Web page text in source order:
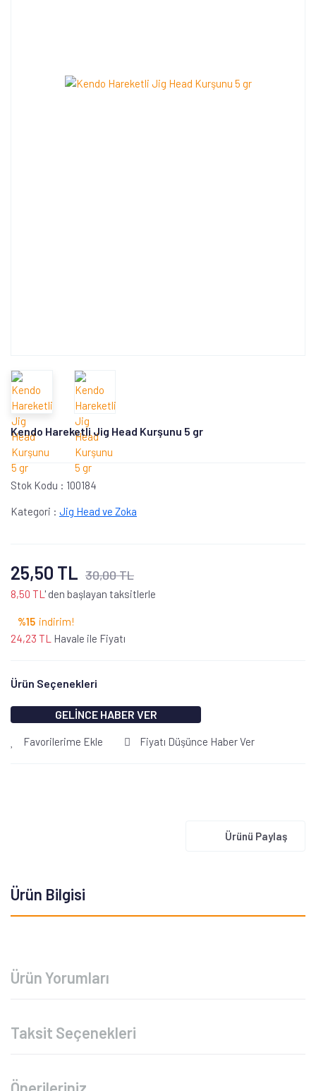
Kendo Hareketli Jig Head Kurşunu 5 gr
Stok Kodu : 100184
Kategori : Jig Head ve Zoka
25,50 TL 30,00 TL
8,50 TL ' den başlayan taksitlerle
%15 indirim!
24,23 TL
Havale ile Fiyatı
Ürün Seçenekleri
GELİNCE HABER VER
Favorilerime Ekle Fiyatı Düşünce Haber Ver
Ürünü Paylaş
Ürün Bilgisi
Ürün Yorumları
Taksit Seçenekleri
Önerileriniz